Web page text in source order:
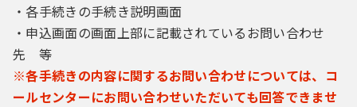
・各手続きの手続き説明画面
・申込画面の画面上部に記載されているお問い合わせ
先 等
※各手続きの内容に関するお問い合わせについては、コ
ールセンターにお問い合わせいただいても回答できませ